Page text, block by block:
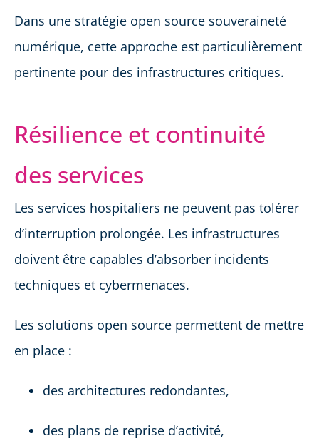
Dans une stratégie open source souveraineté
numérique, cette approche est particulièrement
pertinente pour des infrastructures critiques.
Résilience et continuité
des services
Les services hospitaliers ne peuvent pas tolérer
d’interruption prolongée. Les infrastructures
doivent être capables d’absorber incidents
techniques et cybermenaces.
Les solutions open source permettent de mettre
en place :
des architectures redondantes,
des plans de reprise d’activité,